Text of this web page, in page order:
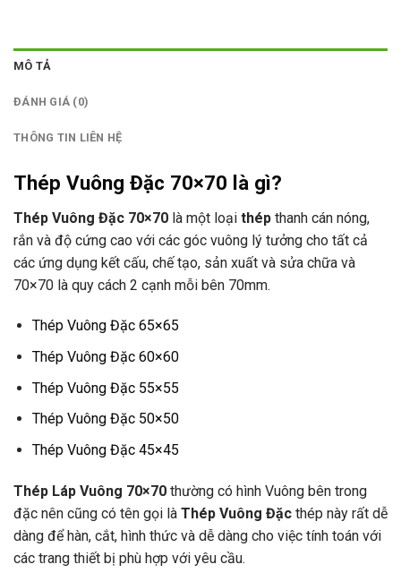
MÔ TẢ
ĐÁNH GIÁ (0)
THÔNG TIN LIÊN HỆ
Thép Vuông Đặc 70×70 là gì?
Thép Vuông Đặc 70×70 là một loại thép thanh cán nóng,
rắn và độ cứng cao với các góc vuông lý tưởng cho tất cả
các ứng dụng kết cấu, chế tạo, sản xuất và sửa chữa và
70×70 là quy cách 2 cạnh mỗi bên 70mm.
Thép Vuông Đặc 65×65
Thép Vuông Đặc 60×60
Thép Vuông Đặc 55×55
Thép Vuông Đặc 50×50
Thép Vuông Đặc 45×45
Thép Láp Vuông 70×70 thường có hình Vuông bên trong
đặc nên cũng có tên gọi là Thép Vuông Đặc thép này rất dễ
dàng để hàn, cắt, hình thức và dễ dàng cho việc tính toán với
các trang thiết bị phù hợp với yêu cầu.